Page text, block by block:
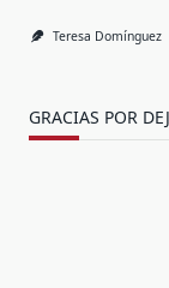
Teresa Domínguez
GRACIAS POR